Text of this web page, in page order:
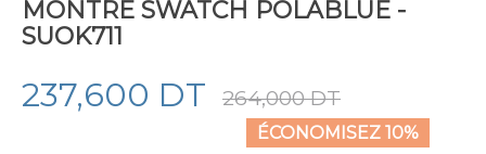
MONTRE SWATCH POLABLUE -
SUOK711
237,600 DT 264,000 DT
ÉCONOMISEZ 10%